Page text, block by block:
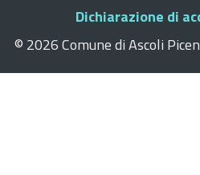
Dichiarazione di
© 2026 Comune di Ascoli